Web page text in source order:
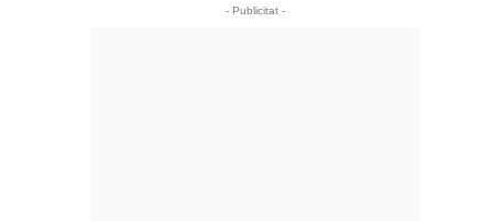
- Publicitat -